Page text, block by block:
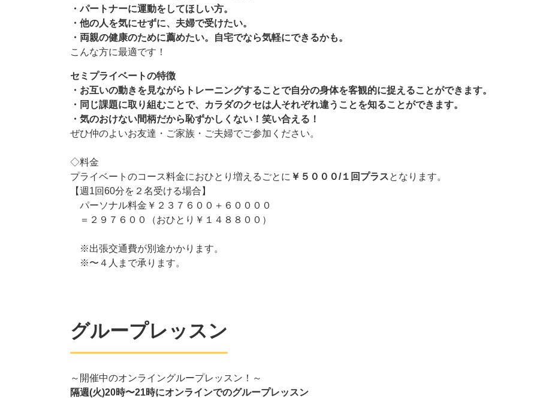
・パートナーに運動をしてほしい方。
・他の人を気にせずに、夫婦で受けたい。
・両親の健康のために薦めたい。自宅でなら気軽にできるかも。
こんな方に最適です！
セミプライベートの特徴
・お互いの動きを見ながらトレーニングすることで自分の身体を客観的に捉えることができます。
・同じ課題に取り組むことで、カラダのクセは人それぞれ違うことを知ることができます。
・気のおけない間柄だから恥ずかしくない！笑い合える！
ぜひ仲のよいお友達・ご家族・ご夫婦でご参加ください。
◇料金
プライベートのコース料金におひとり増えるごとに ￥５０００/１回プラスとなります。
【週1回60分を２名受ける場合】
パーソナル料金￥２３７６００＋６００００
＝２９７６００（おひとり￥１４８８００）
※出張交通費が別途かかります。
※〜４人まで承ります。
グループレッスン
～開催中のオンライングループレッスン！～
隔週(火)20時〜21時にオンラインでのグループレッスン